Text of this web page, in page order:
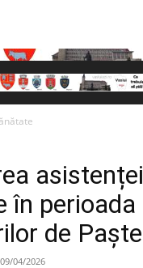
asistenței
în perioada
de Paște
09/04/2026